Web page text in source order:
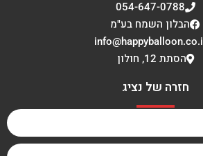
054-647-0788
הבלון השמח בע"מ
info@happyballoon.co.il
הסתת 12, חולון
חזרה של נציג